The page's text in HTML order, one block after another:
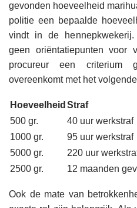
gevonden hoeveelheid
politie een bepaalde
vindt in de
geen oriëntatiepunten voor
procureur een criterium
overeenkomt met het
Hoeveelheid Straf
500 gr.
40 uur werkstraf
1000 gr.
95 uur werkstraf
5000 gr.
220 uur
2500 gr.
12 maanden
Ook de mate van